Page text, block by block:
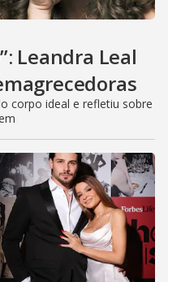
Leandra Leal
corpo ideal e refletiu sobre